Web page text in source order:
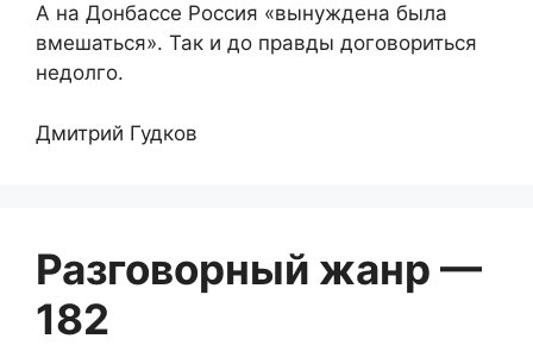
А на Донбассе Россия «вынуждена была
вмешаться». Так и до правды договориться
недолго.
Дмитрий Гудков
Разговорный жанр —
182